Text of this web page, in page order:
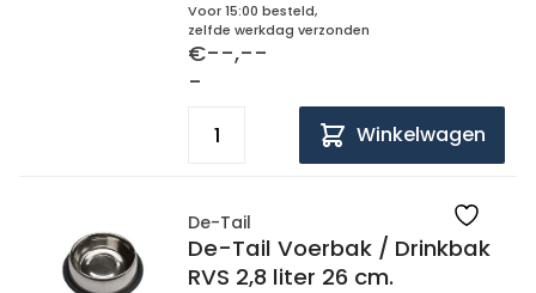
Voor 15:00 besteld,
zelfde werkdag verzonden
€--,--
-
Winkelwagen
De-Tail
De-Tail Voerbak / Drinkbak
RVS 2,8 liter 26 cm.